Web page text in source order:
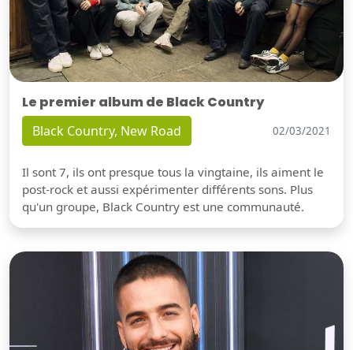
Le premier album de Black Country
Black Country, New Road 02/03/2021
Il sont 7, ils ont presque tous la vingtaine, ils aiment le
post-rock et aussi expérimenter différents sons. Plus
qu'un groupe, Black Country est une communauté.